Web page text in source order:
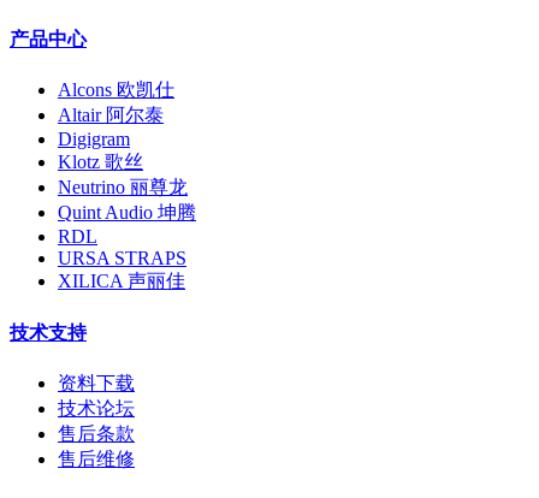
产品中心
Alcons 欧凯仕
Altair 阿尔泰
Digigram
Klotz 歌丝
Neutrino 丽尊龙
Quint Audio 坤腾
RDL
URSA STRAPS
XILICA 声丽佳
技术支持
资料下载
技术论坛
售后条款
售后维修